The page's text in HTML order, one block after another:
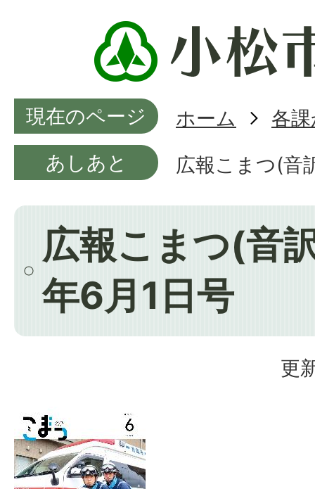
現在のページ ホーム
各
あしあと
広報こまつ(音
広報こまつ(音
年6月1日号
更